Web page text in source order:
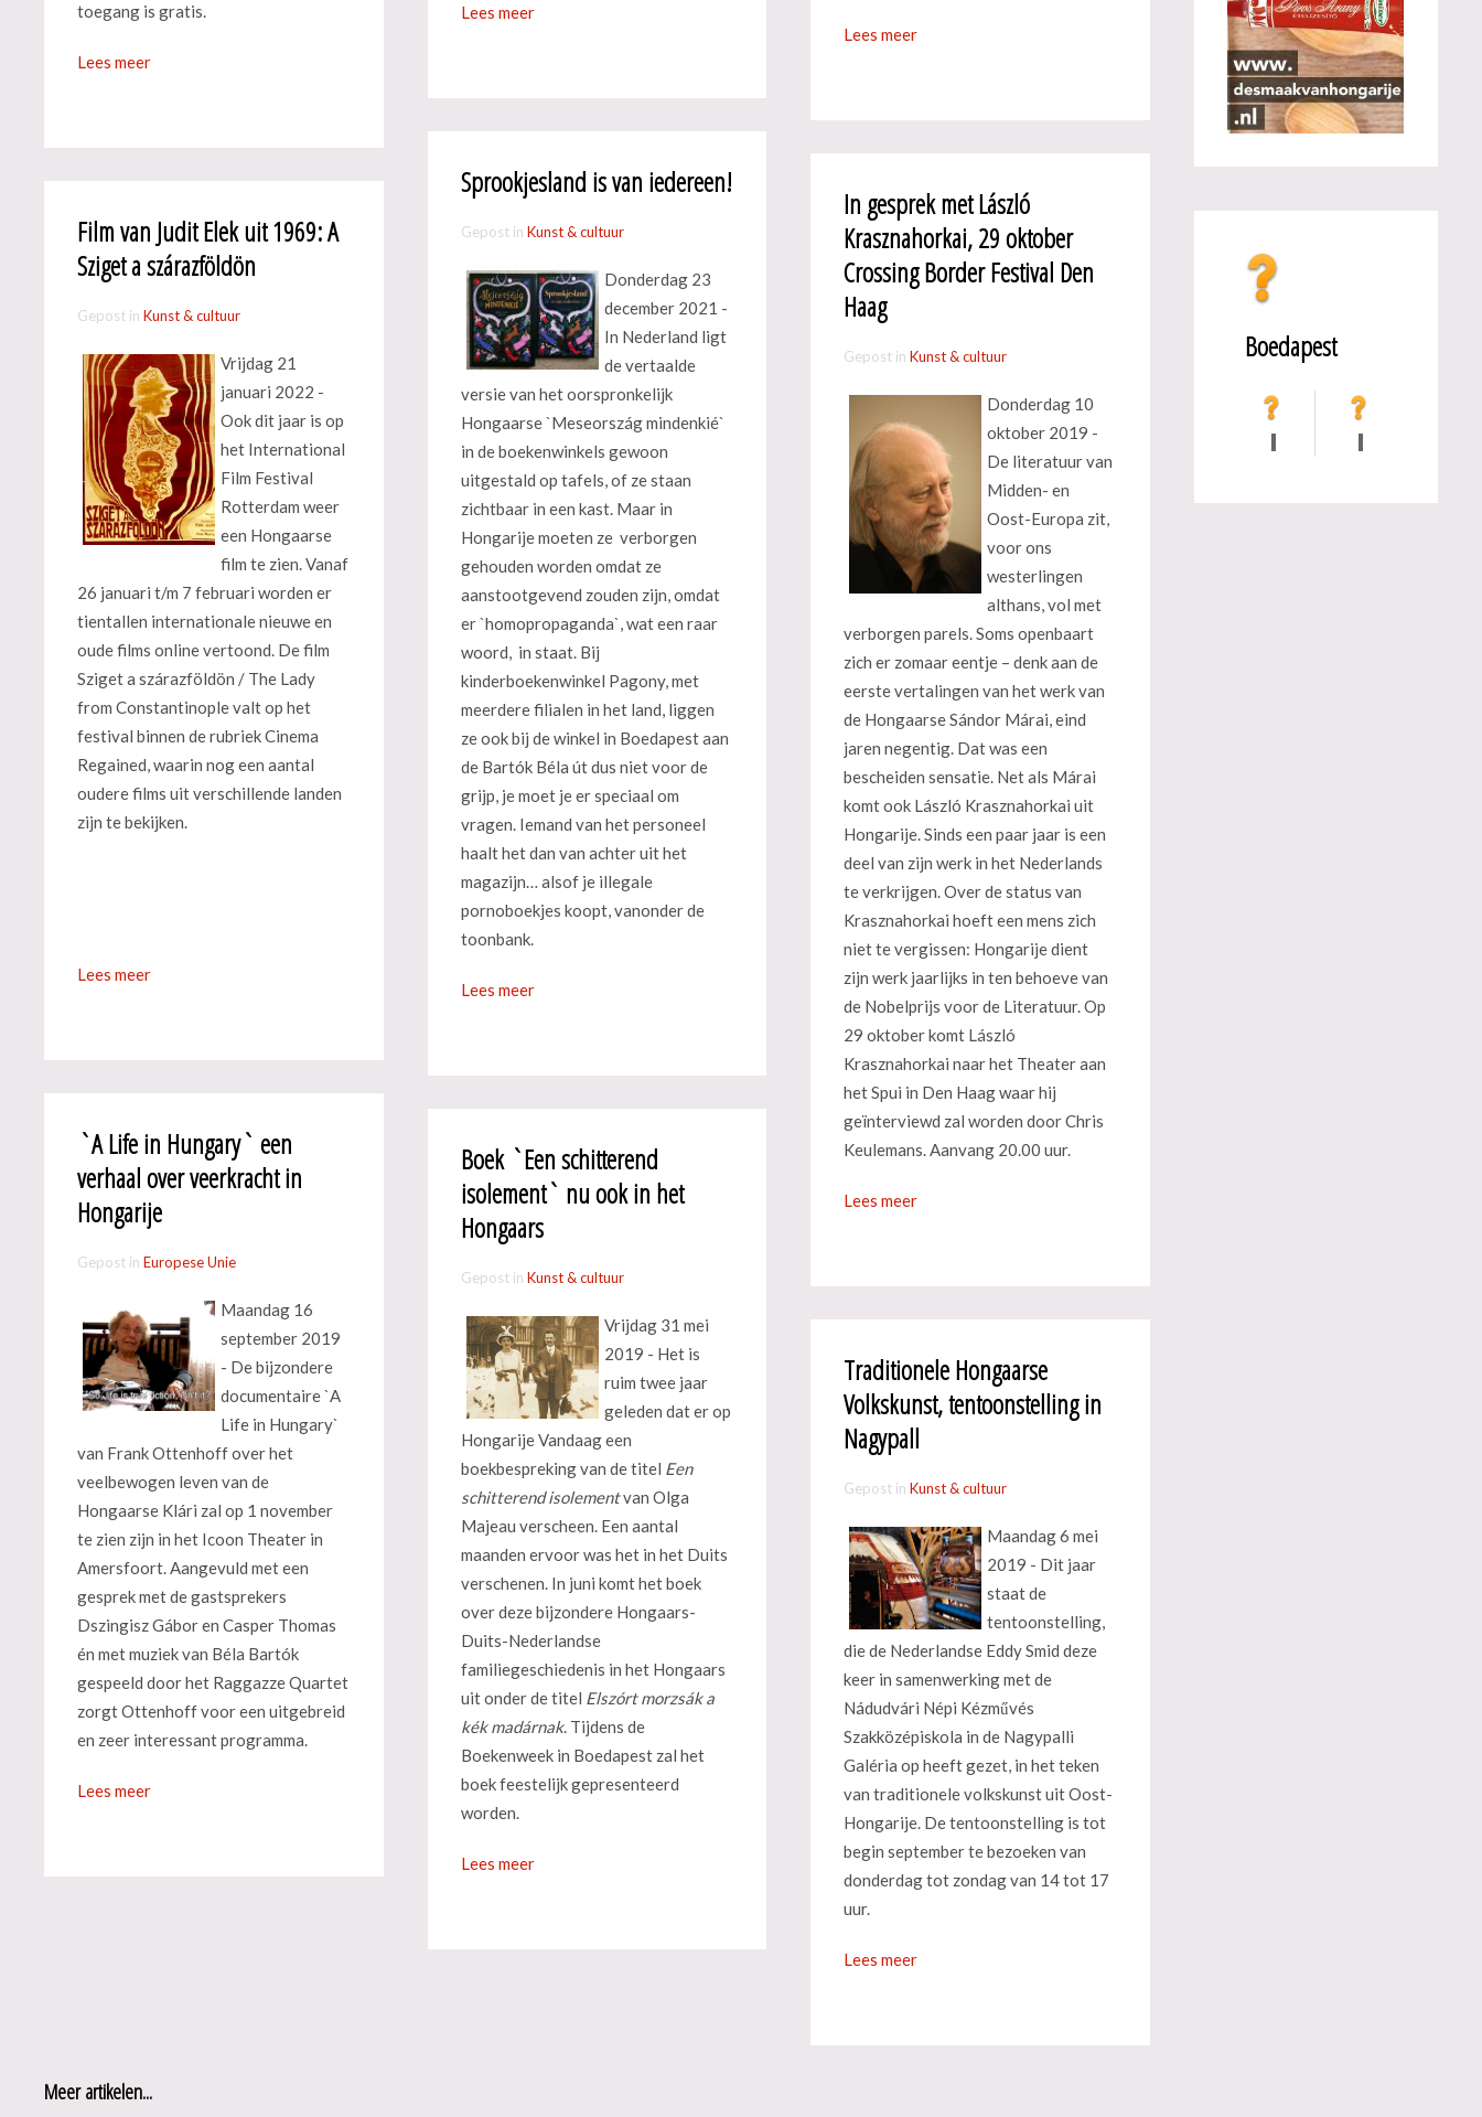
toegang is gratis.
Lees meer
Film van Judit Elek uit 1969: A
Sziget a szárazföldön
Gepost in Kunst & cultuur
Vrijdag 21
januari 2022 -
Ook dit jaar is op
het International
Film Festival
Rotterdam weer
een Hongaarse
film te zien. Vanaf
26 januari t/m 7 februari worden er
tientallen internationale nieuwe en
oude films online vertoond. De film
Sziget a szárazföldön / The Lady
from Constantinople valt op het
festival binnen de rubriek Cinema
Regained, waarin nog een aantal
oudere films uit verschillende landen
zijn te bekijken.
Lees meer
`A Life in Hungary` een
verhaal over veerkracht in
Hongarije
Gepost in Europese Unie
Maandag 16
september 2019
- De bijzondere
documentaire `A
Life in Hungary`
van Frank Ottenhoff over het
veelbewogen leven van de
Hongaarse Klári zal op 1 november
te zien zijn in het Icoon Theater in
Amersfoort. Aangevuld met een
gesprek met de gastsprekers
Dszingisz Gábor en Casper Thomas
én met muziek van Béla Bartók
gespeeld door het Raggazze Quartet
zorgt Ottenhoff voor een uitgebreid
en zeer interessant programma.
Lees meer
Lees meer
Sprookjesland is van iedereen!
Gepost in Kunst & cultuur
Donderdag 23
december 2021 -
In Nederland ligt
de vertaalde
versie van het oorspronkelijk
Hongaarse `Meseország mindenkié`
in de boekenwinkels gewoon
uitgestald op tafels, of ze staan
zichtbaar in een kast. Maar in
Hongarije moeten ze verborgen
gehouden worden omdat ze
aanstootgevend zouden zijn, omdat
er `homopropaganda`, wat een raar
woord, in staat. Bij
kinderboekenwinkel Pagony, met
meerdere filialen in het land, liggen
ze ook bij de winkel in Boedapest aan
de Bartók Béla út dus niet voor de
grijp, je moet je er speciaal om
vragen. Iemand van het personeel
haalt het dan van achter uit het
magazijn… alsof je illegale
pornoboekjes koopt, vanonder de
toonbank.
Lees meer
Boek `Een schitterend
isolement` nu ook in het
Hongaars
Gepost in Kunst & cultuur
Vrijdag 31 mei
2019 - Het is
ruim twee jaar
geleden dat er op
Hongarije Vandaag een
boekbespreking van de titel Een
schitterend isolementvan Olga
Majeau verscheen. Een aantal
maanden ervoor was het in het Duits
verschenen. In juni komt het boek
over deze bijzondere Hongaars-
Duits-Nederlandse
familiegeschiedenis in het Hongaars
uit onder de titel Elszórt morzsák a
kék madárnak. Tijdens de
Boekenweek in Boedapest zal het
boek feestelijk gepresenteerd
worden.
Lees meer
Lees meer
In gesprek met László
Krasznahorkai, 29 oktober
Crossing Border Festival Den
Haag
Gepost inKunst & cultuur
Donderdag 10
oktober 2019 -
De literatuur van
Midden- en
Oost-Europa zit,
voor ons
westerlingen
althans, vol met
verborgen parels. Soms openbaart
zich er zomaar eentje – denk aan de
eerste vertalingen van het werk van
de Hongaarse Sándor Márai, eind
jaren negentig. Dat was een
bescheiden sensatie. Net als Márai
komt ook László Krasznahorkai uit
Hongarije. Sinds een paar jaar is een
deel van zijn werk in het Nederlands
te verkrijgen. Over de status van
Krasznahorkai hoeft een mens zich
niet te vergissen: Hongarije dient
zijn werk jaarlijks in ten behoeve van
de Nobelprijs voor de Literatuur. Op
29 oktober komt László
Krasznahorkai naar het Theater aan
het Spui in Den Haag waar hij
geïnterviewd zal worden door Chris
Keulemans. Aanvang 20.00 uur.
Lees meer
Traditionele Hongaarse
Volkskunst, tentoonstelling in
Nagypall
Gepost inKunst & cultuur
Maandag 6 mei
2019 - Dit jaar
staat de
tentoonstelling,
die de Nederlandse Eddy Smid deze
keer in samenwerking met de
Nádudvári Népi Kézművés
Szakközépiskola in de Nagypalli
Galéria op heeft gezet, in het teken
van traditionele volkskunst uit Oost-
Hongarije. De tentoonstelling is tot
begin september te bezoeken van
donderdag tot zondag van 14 tot 17
uur.
Lees meer
Meer artikelen...
Boedapest